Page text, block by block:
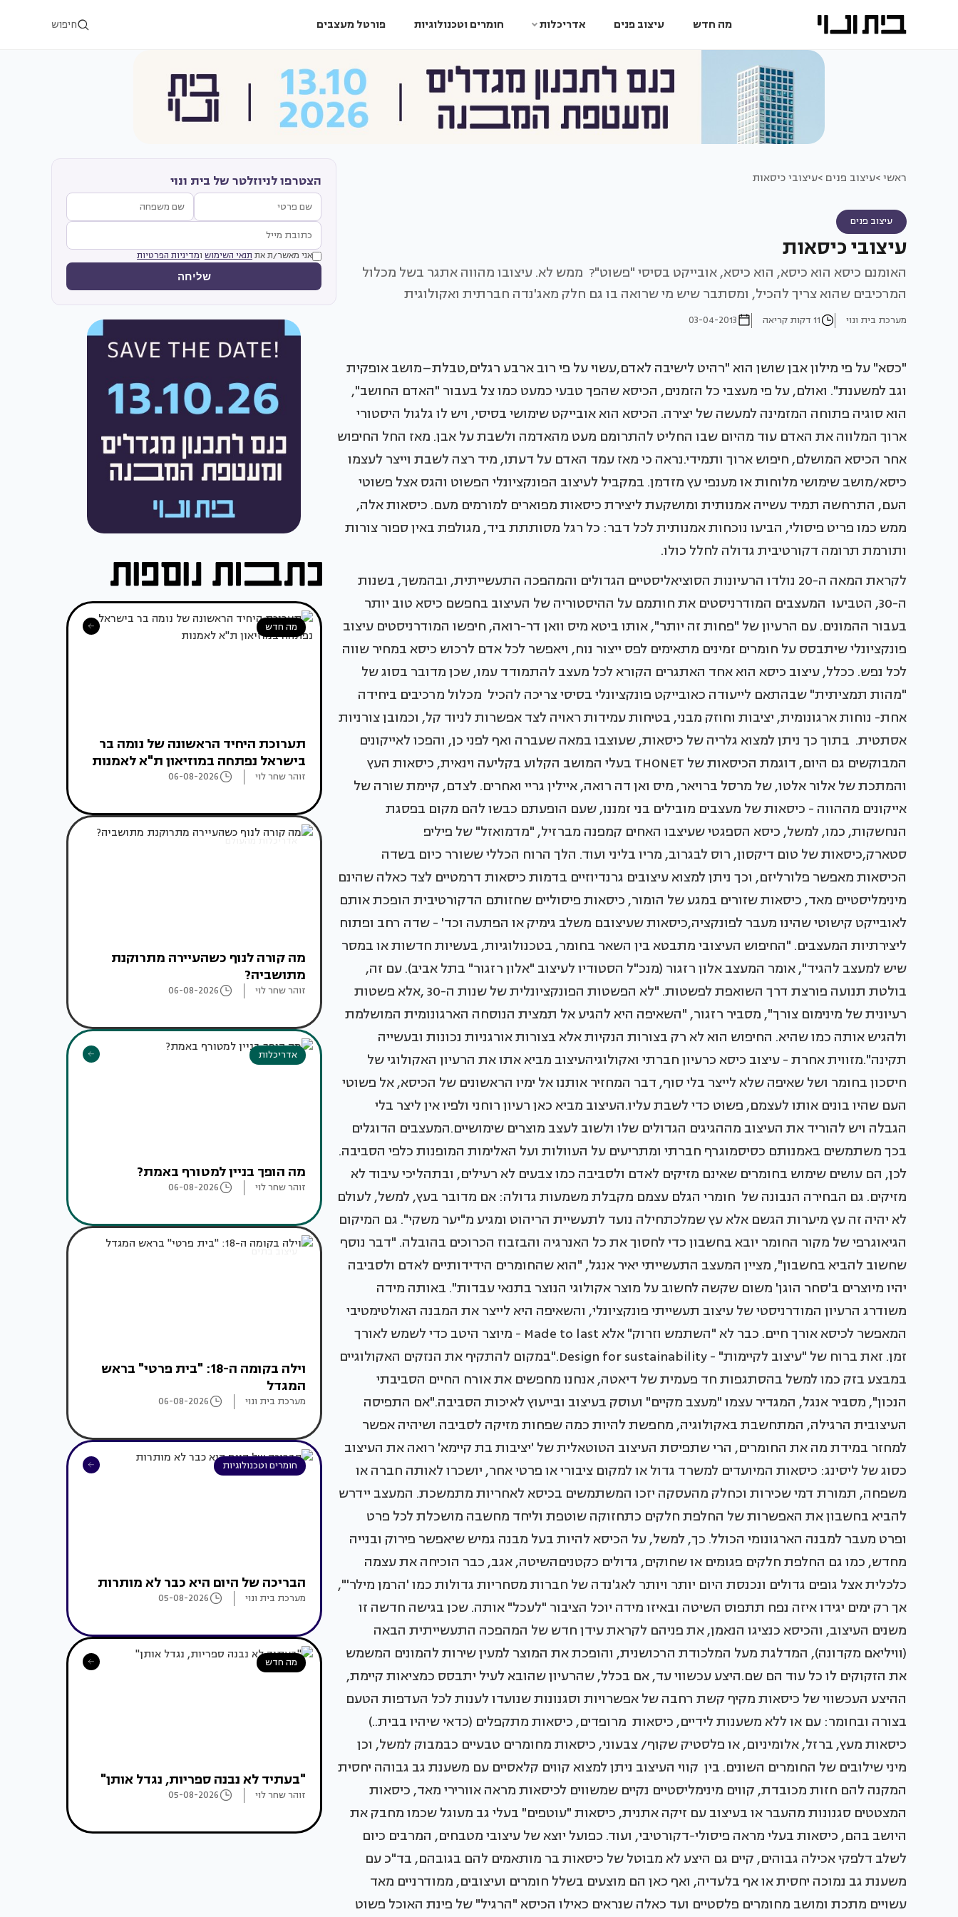
מה חדש עיצוב פנים אדריכלות חומרים וטכנולוגיות פורטל מעצבים חיפוש
ראשי >עיצוב פנים >עיצובי כיסאות
עיצוב פנים
עיצובי כיסאות
האומנם כיסא הוא כיסא, הוא כיסא, אובייקט בסיסי "פשוט"? ממש לא. עיצובו מהווה אתגר בשל מכלול
המרכיבים שהוא צריך להכיל, ומסתבר שיש מי שרואה בו גם חלק מאג'נדה חברתית ואקולוגית
מערכת בית ונוי 11 דקות קריאה 03-04-2013
"כסא" על פי מילון אבן שושן הוא "רהיט לישיבה לאדם,עשוי על פי רוב ארבע רגלים,טבלת–מושב אופקית
וגב למשענת". ואולם, על פי מעצבי כל הזמנים, הכיסא שהפך טבעי כמעט כמו צל בעבור "האדם החושב",
הוא סוגיה פתוחה המזמינה למעשה של יצירה. הכיסא הוא אובייקט שימושי בסיסי, ויש לו גלגול היסטורי
ארוך המלווה את האדם עוד מהיום שבו החליט להתרומם מעט מהאדמה ולשבת על אבן. מאז החל החיפוש
אחר הכיסא המושלם, חיפוש ארוך ותמידי.נראה כי מאז עמד האדם על דעתו, מיד רצה לשבת וייצר לעצמו
כיסא/מושב שימושי מלוחות או מענפי עץ מזדמן. במקביל לעיצוב הפונקציונלי הפשוט והגס אצל פשוטי
העם, התרחשה תמיד עשייה אמנותית ומושקעת ליצירת כיסאות מפוארים למורמים מעם. כיסאות אלה,
ממש כמו פריט פיסולי, הביעו נוכחות אמנותית לכל דבר: כל רגל מסותתת ביד, מגולפת באין ספור צורות
ותורמת תרומה דקורטיבית גדולה לחלל כולו.
לקראת המאה ה-20 נולדו הרעיונות הסוציאליסטיים הגדולים והמהפכה התעשייתית, ובהמשך, בשנות
ה-30, הטביעו המעצבים המודרניסטים את חותמם על ההיסטוריה של העיצוב בחפשם כיסא טוב יותר
בעבור ההמונים. עם הרעיון של "פחות זה יותר", אותו ביטא מיס וואן דר-רואה, חיפשו המודרניסטים עיצוב
פונקציונלי שיתבסס על חומרים זמינים מתאימים לפס ייצור נוח, ויאפשר לכל אדם לרכוש כיסא במחיר שווה
לכל נפש. ככלל, עיצוב כיסא הוא אחד האתגרים הקורא לכל מעצב להתמודד עמו, שכן מדובר בסוג של
"מהות תמציתית" שבהתאם לייעודה כאובייקט פונקציונלי בסיסי צריכה להכיל מכלול מרכיבים ביחידה
אחת- נוחות ארגונומית, יציבות וחוזק מבני, בטיחות עמידות ראויה לצד אפשרות לניוד קל, וכמובן צורניות
אסתטית. בתוך כך ניתן למצוא גלריה של כיסאות, שעוצבו במאה שעברה ואף לפני כן, והפכו לאייקונים
המבוקשים גם היום, דוגמת הכיסאות של THONET בעלי המושב הקלוע בקליעה וינאית, כיסאות העץ
והמתכת של אלור אלטו, של מרסל ברויאר, מיס ואן דה רואה, איילין גריי ואחרים. לצדם, קיימת שורה של
אייקונים מההווה - כיסאות של מעצבים מובילים בני זמננו, שעם הופעתם כבשו להם מקום בפסגת
הנחשקות, כמו, למשל, כיסא הספגטי שעיצבו האחים קמפנה מברזיל, "מדמואזל" של פיליפ
סטארק,כיסאות של טום דיקסון, רוס לבגרוב, מריו בליני ועוד. הלך הרוח הכללי ששורר כיום בשדה
הכיסאות מאפשר פלורליזם, וכך ניתן למצוא עיצובים גרנדיוזיים בדמות כיסאות דרמטיים לצד כאלה שהינם
מינימליסטיים מאד, כיסאות שזורים במגע של הומור, כיסאות פיסוליים שחזותם הדקורטיבית הופכת אותם
לאובייקט קישוטי שהינו מעבר לפונקציה,כיסאות שעיצובם משלב גימיק או הפתעה וכד' - שדה רחב ופתוח
ליצירתיות המעצבים. "החיפוש העיצובי מתבטא בין השאר בחומר, בטכנולוגיות, בעשיות חדשות או במסר
שיש למעצב להגיד", אומר המעצב אלון רזגור (מנכ"ל הסטודיו לעיצוב "אלון רזגור" בתל אביב). עם זה,
בולטת תנועה פורצת דרך השואפת לפשטות. "לא הפשטות הפונקציונלית של שנות ה-30 ,אלא פשטות
רעיונית של מינימום צורך", מסביר רזגור, "השאיפה היא להגיע אל תמצית הנוסחה הארגונומית המושלמת
ולהגיש אותה כמו שהיא. החיפוש הוא לא רק בצורות הנקיות אלא בצורות אורגניות נכונות ובעשייה
תקינה".מזווית אחרת - עיצוב כיסא כרעיון חברתי ואקולוגיהעיצוב מביא אתו את הרעיון האקולוגי של
חיסכון בחומר ושל שאיפה שלא לייצר בלי סוף, דבר המחזיר אותנו אל ימיו הראשונים של הכיסא, אל פשוטי
העם שהיו בונים אותו לעצמם, פשוט כדי לשבת עליו.העיצוב מביא כאן רעיון רוחני ולפיו אין ליצר בלי
הגבלה ויש להוריד את העיצוב מההגיגים הגדולים שלו ולשוב לעצב מוצרים שימושיים.המעצבים הדוגלים
בכך משתמשים באמנותם כסיסמוגרף חברתי ומתריעים על העוולות ועל האלימות המופנות כלפי הסביבה.
לכן, הם עושים שימוש בחומרים שאינם מזיקים לאדם ולסביבה כמו צבעים לא רעילים, ובתהליכי עיבוד לא
מזיקים. גם הבחירה הנבונה של חומרי הגלם עצמם מקבלת משמעות גדולה: אם מדובר בעץ, למשל, לעולם
לא יהיה זה עץ מיערות הגשם אלא עץ שמלכתחילה נועד לתעשיית הריהוט ומגיע מ"יער משקי". גם המיקום
הגיאוגרפי של מקור החומר יובא בחשבון כדי לחסוך את כל האנרגיה והבזבוז הכרוכים בהובלה. "דבר נוסף
שחשוב להביא בחשבון", מציין המעצב התעשייתי יאיר אנגל, "הוא שהחומרים הידידותיים לאדם ולסביבה
יהיו מיוצרים ב'סחר הוגן' משום שקשה לחשוב על מוצר אקולוגי הנוצר בתנאי עבדות". באותה מידה
משודרג הרעיון המודרניסטי של עיצוב תעשייתי פונקציונלי, והשאיפה היא לייצר את המבנה האולטימטיבי
המאפשר לכיסא אורך חיים. כבר לא "השתמש וזרוק" אלא Made to last - מיוצר היטב כדי לשמש לאורך
זמן. זאת ברוח של "עיצוב לקיימות" - Design for sustainability."במקום להתקיף את הנזקים האקולוגיים
במבצע בזק כמו למשל בהסתגפות חד פעמית של דיאטה, אנחנו מחפשים את אורח החיים הסביבתי
הנכון", מסביר אנגל, המגדיר עצמו "מעצב מקיים" ועוסק בעיצוב ובייעוץ לאיכות הסביבה."אם התפיסה
העיצובית הרגילה, המתחשבת באקולוגיה, מחפשת להיות כמה שפחות מזיקה לסביבה ושיהיה אפשר
למחזר במידת מה את החומרים, הרי שתפיסת העיצוב הטוטאלית של 'יציבות בת קיימא' רואה את העיצוב
כסוג של ליסינג: כיסאות המיועדים למשרד גדול או למקום ציבורי או פרטי אחר, יושכרו לאותה חברה או
משפחה, תמורת דמי שכירות וכחלק מהעסקה יזכו המשתמשים בכיסא לאחריות מתמשכת. המעצב יידרש
להביא בחשבון את האפשרות של החלפת חלקים כתחזוקה שוטפת וליחד מחשבה מושכלת לכל פרט
ופרט מעבר למבנה הארגונומי הכולל. כך, למשל, על הכיסא להיות בעל מבנה גמיש שיאפשר פירוק ובנייה
מחדש, כמו גם החלפת חלקים פגומים או שחוקים, גדולים כקטניםהשיטה, אגב, כבר הוכיחה את עצמה
כלכלית אצל גופים גדולים ונכנסת היום יותר ויותר לאג'נדה של חברות מסחריות גדולות כמו 'הרמן מילר'",
אך רק ימים יגידו איזה נפח תתפוס השיטה ובאיזו מידה יוכל הציבור "לעכל" אותה. שכן בגישה חדשה זו
משנים העיצוב, והכיסא כנציגו הנאמן, את פניהם לקראת עידן חדש של המהפכה התעשייתית הבאה
(וויליאם מקדונה), המדלגת מעל המלכודת הרכושנית, והופכת את המוצר למעין שירות להמונים המשמש
את הזקוקים לו כל עוד הם שם.היצע עכשווי עד, אם בכלל, שהרעיון שהובא לעיל יתבסס כמציאות קיימת,
ההיצע העכשווי של כיסאות מקיף קשת רחבה של אפשרויות וסגנונות שנועדו לענות לכל העדפות הטעם
בצורה ובחומר: עם או ללא משענות לידיים, כיסאות מרופדים, כיסאות מתקפלים (כדאי שיהיו בבית..)
כיסאות מעץ, ברזל, אלומיניום, או פלסטיק שקוף/ צבעוני, כיסאות מחומרים טבעיים כבמבוק למשל, וכן
מיני שילובים של החומרים השונים. בין קווי העיצוב ניתן למצוא קווים קלאסיים עם משענת גב גבוהה יחסית
המקנה להם חזות מכובדת, קווים מינימליסטיים נקיים שמשווים לכיסאות מראה אוורירי מאד, כיסאות
המצטטים סגנונות מהעבר או בעיצוב עם זיקה אתנית, כיסאות "עוטפים" בעלי גב מעוגל שכמו מחבק את
היושב בהם, כיסאות בעלי מראה פיסולי-דקורטיבי, ועוד. כפועל יוצא של עיצובי מטבחים, המרבים כיום
לשלב דלפקי אכילה גבוהים, קיים גם היצע לא מבוטל של כיסאות בר מותאמים להם בגובהם, בד"כ עם
משענת גב נמוכה יחסית או אף בלעדיה, ואף כאן הם מוצעים בשלל חומרים ועיצובים, ממודרניים מאד
עשויים מתכת ומושב מחומרים פלסטיים ועד כאלה שנראים כאילו הכיסא "הרגיל" של פינת האוכל פשוט
הצטרפו לניוזלטר של בית ונוי
אני מאשר/ת את תנאי השימוש ומדיניות הפרטיות
שליחה
מה חדש
תערוכת היחיד הראשונה של נומה בר
בישראל נפתחה במוזיאון ת"א לאמנות
זוהר שחר לוי 06-08-2026
אדריכלות מהעולם
מה קורה לנוף כשהעיירה מתרוקנת
מתושביה?
זוהר שחר לוי 06-08-2026
אדריכלות
מה הופך בניין למטורף באמת?
זוהר שחר לוי 06-08-2026
עיצוב בתים
וילה בקומה ה-18: "בית פרטי" בראש
המגדל
מערכת בית ונוי 06-08-2026
חומרים וטכנולוגיות
הבריכה של היום היא כבר לא מותרות
מערכת בית ונוי 05-08-2026
מה חדש
"בעתיד לא נבנה ספריות, נגדל אותן"
זוהר שחר לוי 05-08-2026